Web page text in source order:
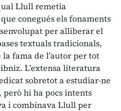
Llull remetia
conegués els fonaments
per alliberar el
textuals tradicionals,
fama de l’autor per tot
L’extensa literatura
sobretot a estudiar-ne
hi ha pocs intents
i combinava Llull per